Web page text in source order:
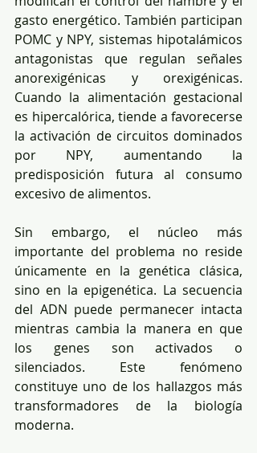
gasto energético. También participan
POMC y NPY, sistemas hipotalámicos
antagonistas que regulan señales
anorexigénicas y orexigénicas.
Cuando la alimentación gestacional
es hipercalórica, tiende a favorecerse
la activación de circuitos dominados
por NPY, aumentando la
predisposición futura al consumo
excesivo de alimentos.
Sin embargo, el núcleo más
importante del problema no reside
únicamente en la genética clásica,
sino en la epigenética. La secuencia
del ADN puede permanecer intacta
mientras cambia la manera en que
los genes son activados o
silenciados. Este fenómeno
constituye uno de los hallazgos más
transformadores de la biología
moderna.